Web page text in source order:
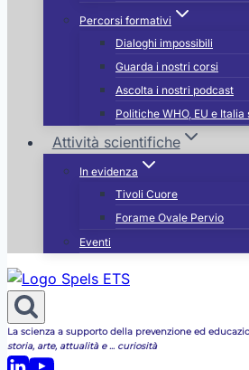
Percorsi formativi
Dialoghi impossibili
Guarda i nostri corsi
Ascolta i nostri podcast
Politiche WHO, EU e
Attività scientifiche
In evidenza
Tivoli Cuore
Forame Ovale Pervio
Eventi
La scienza a supporto della prevenzione ed
storia, arte, attualità e ... curiosità